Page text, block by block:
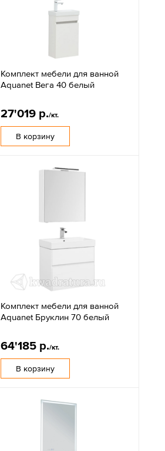
Комплект мебели для ванной
Aquanet Вега 40 белый
27'019 р./кт.
В корзину
Комплект мебели для ванной
Aquanet Бруклин 70 белый
64'185 р./кт.
В корзину